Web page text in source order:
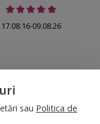
17.08.16-09.08.26
| Designed by Artvertising
cookies
sau Politica de